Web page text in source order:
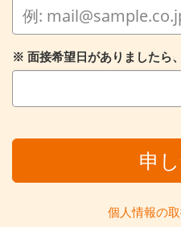
※ 面接希望日がありましたら
申
個人情報の